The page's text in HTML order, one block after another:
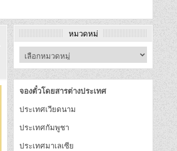
หมวดหมู่
จองตั๋วโดยสารต่างประเทศ
ประเทศเวียดนาม
ประเทศกัมพูชา
ประเทศมาเลเซีย